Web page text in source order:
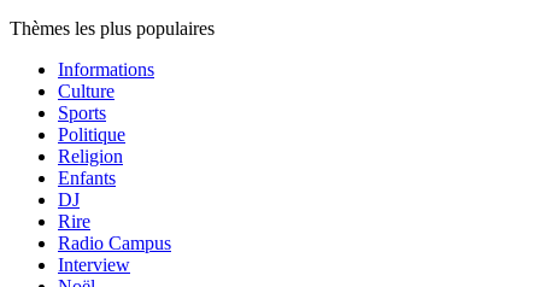
Thèmes les plus populaires
Informations
Culture
Sports
Politique
Religion
Enfants
DJ
Rire
Radio Campus
Interview